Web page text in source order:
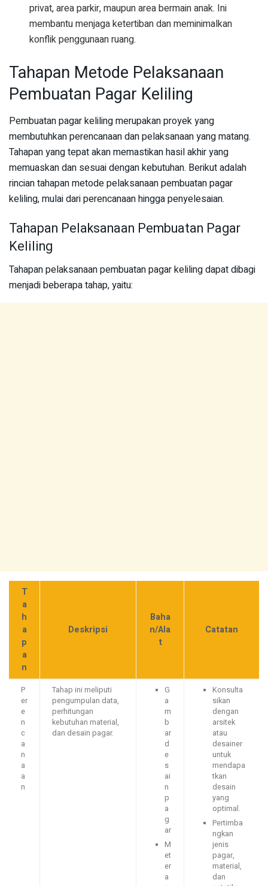
privat, area parkir, maupun area bermain anak. Ini
membantu menjaga ketertiban dan meminimalkan
konflik penggunaan ruang.
Tahapan Metode Pelaksanaan
Pembuatan Pagar Keliling
Pembuatan pagar keliling merupakan proyek yang
membutuhkan perencanaan dan pelaksanaan yang matang.
Tahapan yang tepat akan memastikan hasil akhir yang
memuaskan dan sesuai dengan kebutuhan. Berikut adalah
rincian tahapan metode pelaksanaan pembuatan pagar
keliling, mulai dari perencanaan hingga penyelesaian.
Tahapan Pelaksanaan Pembuatan Pagar
Keliling
Tahapan pelaksanaan pembuatan pagar keliling dapat dibagi
menjadi beberapa tahap, yaitu:
T
a
h
a
p
a
n
Deskripsi
Baha
n/Ala
t
Catatan
P
er
e
n
c
a
n
a
a
n
Tahap ini meliputi
pengumpulan data,
perhitungan
kebutuhan material,
dan desain pagar.
G
a
m
b
ar
d
e
s
ai
n
p
a
g
ar
M
et
er
a
Konsulta
sikan
dengan
arsitek
atau
desainer
untuk
mendapa
tkan
desain
yang
optimal.
Pertimba
ngkan
jenis
pagar,
material,
dan